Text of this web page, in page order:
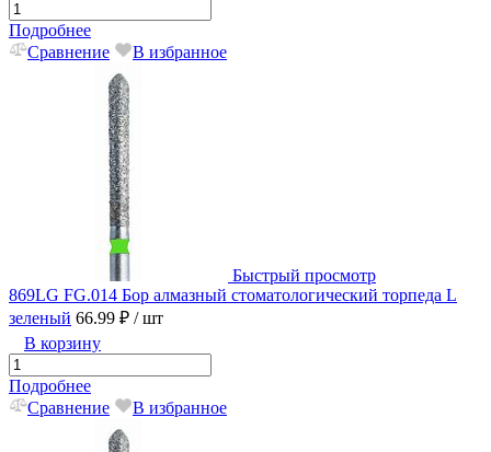
Подробнее
Сравнение
В избранное
Быстрый просмотр
869LG FG.014 Бор алмазный стоматологический торпеда L
зеленый 66.99 ₽ / шт
В корзину
Подробнее
Сравнение
В избранное